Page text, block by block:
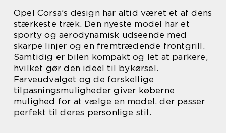
Opel Corsa’s design har altid været et af dens
stærkeste træk. Den nyeste model har et
sporty og aerodynamisk udseende med
skarpe linjer og en fremtrædende frontgrill.
Samtidig er bilen kompakt og let at parkere,
hvilket gør den ideel til bykørsel.
Farveudvalget og de forskellige
tilpasningsmuligheder giver køberne
mulighed for at vælge en model, der passer
perfekt til deres personlige stil.